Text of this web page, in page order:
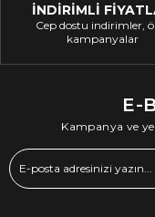
İNDİRİMLİ
Cep dostu indirimler,
kampanyalar
E-
Kampanya ve